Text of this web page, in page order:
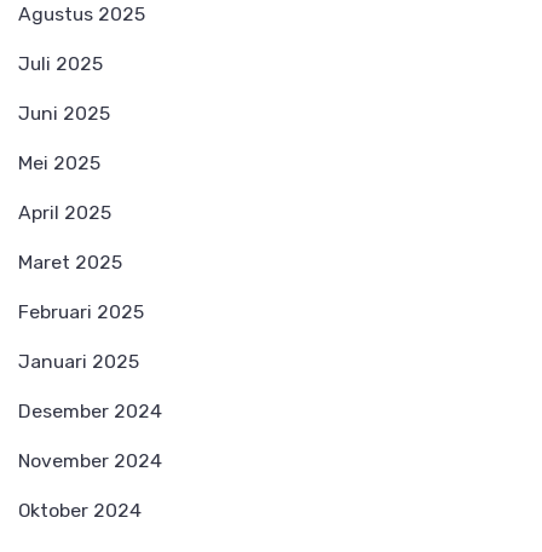
Agustus 2025
Juli 2025
Juni 2025
Mei 2025
April 2025
Maret 2025
Februari 2025
Januari 2025
Desember 2024
November 2024
Oktober 2024